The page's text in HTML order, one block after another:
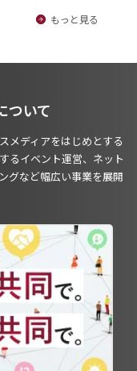
もっと見る
ついて
メディアをはじめとする
るイベント運営、ネット
グなど幅広い事業を展開